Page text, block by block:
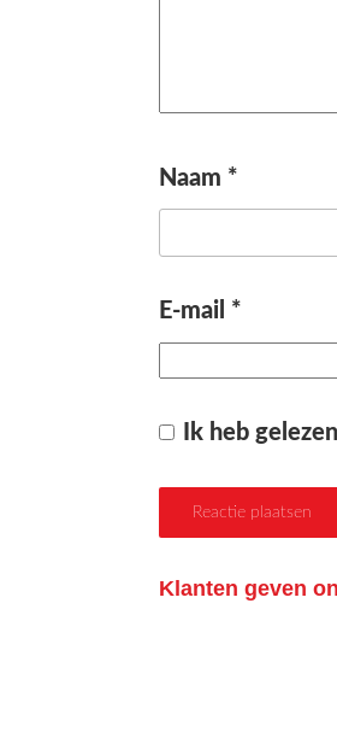
Naam *
E-mail *
Ik heb
Klanten geven